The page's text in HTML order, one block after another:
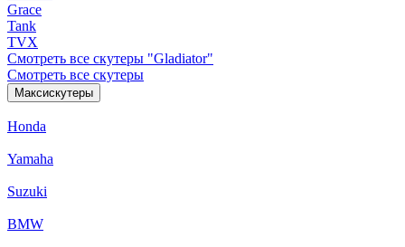
Grace
Tank
TVX
Смотреть все скутеры "Gladiator"
Смотреть все скутеры
Максискутеры
Honda
Yamaha
Suzuki
BMW